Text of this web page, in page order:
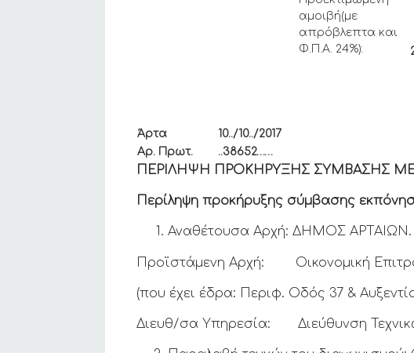
αμοιβή(με
απρόβλεπτα και
Φ.Π.Α. 24%):
Άρτα 10../10../2017
Αρ. Πρωτ.
..38652……
ΠΕΡΙΛΗΨΗ ΠΡΟΚΗΡΥΞΗΣ ΣΥΜΒΑΣΗΣ
Περίληψη προκήρυξης σύμβασης
Αναθέτουσα Αρχή: ΔΗΜΟΣ ΑΡΤΑΙΩΝ.
Προϊστάμενη Αρχή: Οικονομική
(που έχει έδρα: Περιφ. Οδός 37 &
Διευθ/σα Υπηρεσία: Διεύθυνση